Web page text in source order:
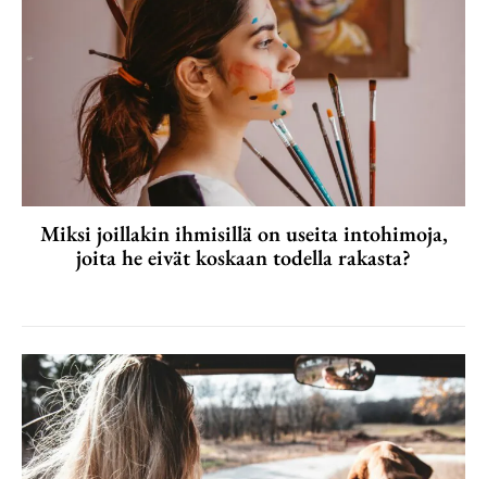
Miksi joillakin ihmisillä on useita intohimoja,
joita he eivät koskaan todella rakasta?